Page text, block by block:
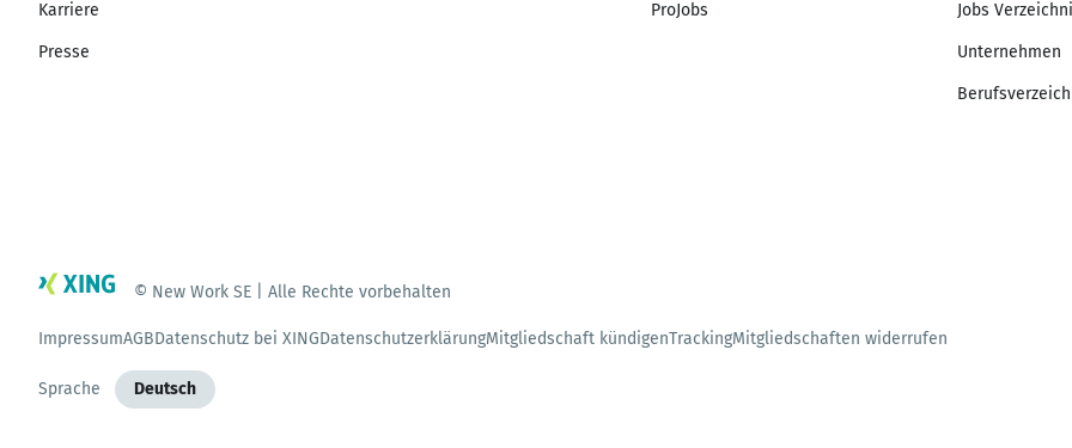
Karriere
Presse
ProJobs Jobs
Unternehmen
© New Work SE | Alle Rechte vorbehalten
ImpressumAGBDatenschutz bei XINGDatenschutzerklärungMitgliedschaft kündigenTrackingMitgliedschaften widerrufen
Sprache Deutsch